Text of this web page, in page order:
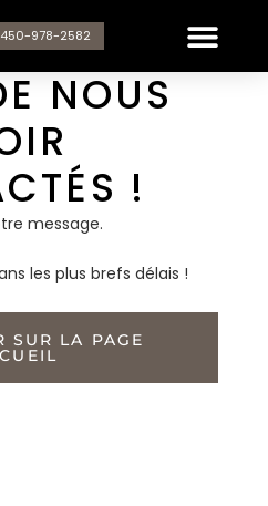
450-978-2582​
NOUS
!
message.
les plus brefs délais !
SUR LA PAGE